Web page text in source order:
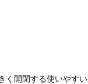
開閉する使いやすい